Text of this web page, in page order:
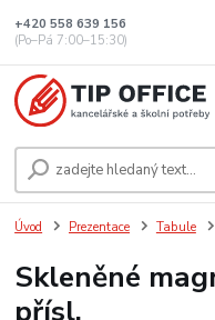
+420 558 639 156
(Po–Pá 7:00–15:30)
Úvod Prezentace Tabule
Skleněné
přísl.